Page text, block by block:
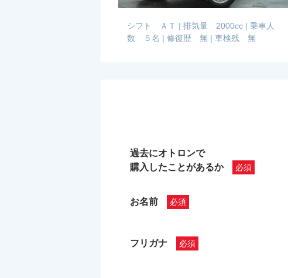
シフト ＡＴ | 排気量 2000cc | 乗車人
数 ５名 | 修復歴 無 | 車検残 無
過去にオトロンで
購入したことがあるか
お名前
フリガナ